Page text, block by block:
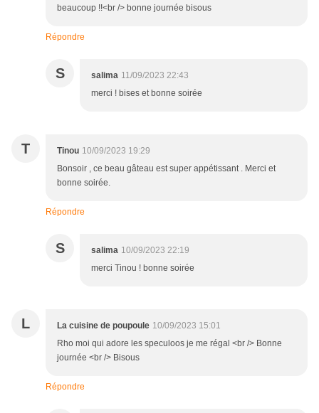
beaucoup !!<br /> bonne journée bisous
Répondre
S salima 11/09/2023 22:43
merci ! bises et bonne soirée
T Tinou 10/09/2023 19:29
Bonsoir , ce beau gâteau est super appétissant . Merci et
bonne soirée.
Répondre
S salima 10/09/2023 22:19
merci Tinou ! bonne soirée
L La cuisine de poupoule 10/09/2023 15:01
Rho moi qui adore les speculoos je me régal <br /> Bonne
journée <br /> Bisous
Répondre